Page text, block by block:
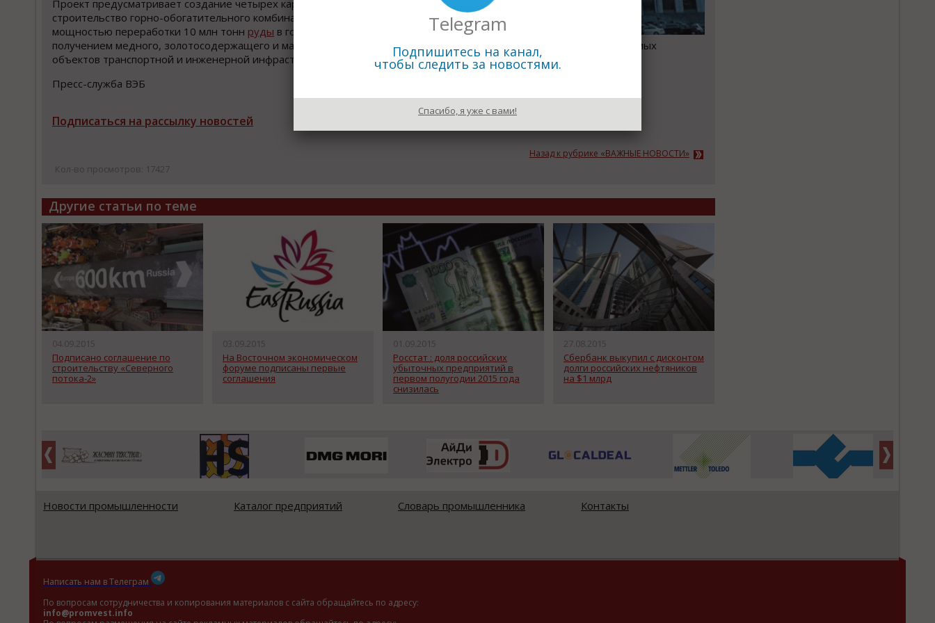
Проект предусматривает создание четырех карьеров,
строительство горно-обогатительного комбината
мощностью переработки 10 млн тонн руды в год с
получением медного, золотосодержащего и магнетитового концентратов, а также ввод в эксплуатацию необходимых
объектов транспортной и инженерной инфраструктуры.
Пресс-служба ВЭБ
Подписаться на рассылку новостей
Назад к рубрике «ВАЖНЫЕ НОВОСТИ»
Кол-во просмотров: 17427
Другие статьи по теме
04.09.2015
Подписано соглашение по
строительству «Северного
потока-2»
03.09.2015
На Восточном экономическом
форуме подписаны первые
соглашения
01.09.2015
Росстат : доля российских
убыточных предприятий в
первом полугодии 2015 года
снизилась
27.08.2015
Сбербанк выкупил с дисконтом
долги российских нефтяников
на $1 млрд
Новости промышленности Каталог предприятий Словарь промышленника Контакты
Написать нам в Телеграм
По вопросам сотрудничества и копирования материалов с сайта обращайтесь по адресу:
info@promvest.info
Telegram
Подпишитесь на канал,
чтобы следить за новостями.
Спасибо, я уже с вами!